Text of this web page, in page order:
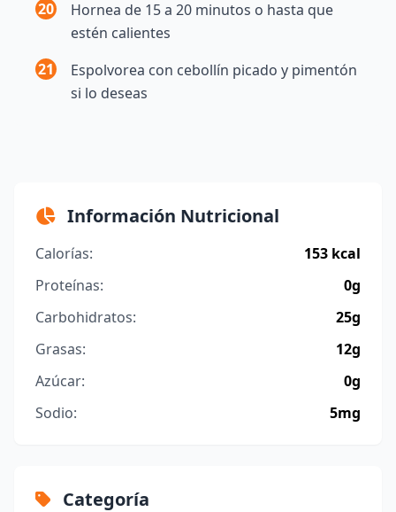
20
Hornea de 15 a 20 minutos o hasta que
estén calientes
21
Espolvorea con cebollín picado y pimentón
si lo deseas
Información Nutricional
Calorías:
153 kcal
Proteínas:
0g
Carbohidratos:
25g
Grasas:
12g
Azúcar:
0g
Sodio:
5mg
Categoría